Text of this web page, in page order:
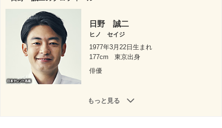
日野 誠二
ヒノ セイジ
1977年3月22日生まれ
177cm
東京出身
俳優
もっと見る